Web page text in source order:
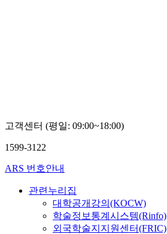
고객센터 (평일: 09:00~18:00)
1599-3122
ARS 번호안내
관련누리집
대학공개강의(KOCW)
학술정보통계시스템(Rinfo)
외국학술지지원센터(FRIC)